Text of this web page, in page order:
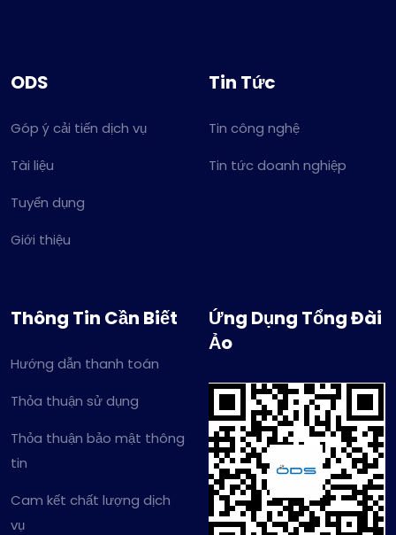
ODS
Góp ý cải tiến dịch vụ
Tài liệu
Tuyển dụng
Giới thiệu
Tin Tức
Tin công nghệ
Tin tức doanh nghiệp
Thông Tin Cần Biết
Hướng dẫn thanh toán
Thỏa thuận sử dụng
Thỏa thuận bảo mật thông
tin
Cam kết chất lượng dịch
vụ
Ứng Dụng Tổng Đài
Ảo